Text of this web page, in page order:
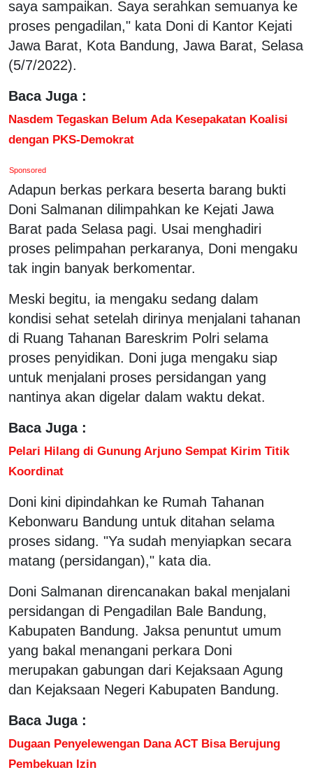
saya sampaikan. Saya serahkan semuanya ke
proses pengadilan," kata Doni di Kantor Kejati
Jawa Barat, Kota Bandung, Jawa Barat, Selasa
(5/7/2022).
Baca Juga :
Nasdem Tegaskan Belum Ada Kesepakatan Koalisi
dengan PKS-Demokrat
Sponsored
Adapun berkas perkara beserta barang bukti
Doni Salmanan dilimpahkan ke Kejati Jawa
Barat pada Selasa pagi. Usai menghadiri
proses pelimpahan perkaranya, Doni mengaku
tak ingin banyak berkomentar.
Meski begitu, ia mengaku sedang dalam
kondisi sehat setelah dirinya menjalani tahanan
di Ruang Tahanan Bareskrim Polri selama
proses penyidikan. Doni juga mengaku siap
untuk menjalani proses persidangan yang
nantinya akan digelar dalam waktu dekat.
Baca Juga :
Pelari Hilang di Gunung Arjuno Sempat Kirim Titik
Koordinat
Doni kini dipindahkan ke Rumah Tahanan
Kebonwaru Bandung untuk ditahan selama
proses sidang. "Ya sudah menyiapkan secara
matang (persidangan)," kata dia.
Doni Salmanan direncanakan bakal menjalani
persidangan di Pengadilan Bale Bandung,
Kabupaten Bandung. Jaksa penuntut umum
yang bakal menangani perkara Doni
merupakan gabungan dari Kejaksaan Agung
dan Kejaksaan Negeri Kabupaten Bandung.
Baca Juga :
Dugaan Penyelewengan Dana ACT Bisa Berujung
Pembekuan Izin